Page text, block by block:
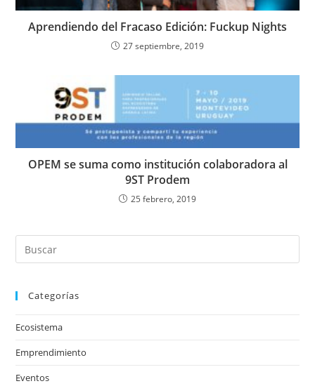
Aprendiendo del Fracaso Edición: Fuckup Nights
27 septiembre, 2019
OPEM se suma como institución colaboradora al
9ST Prodem
25 febrero, 2019
Categorías
Ecosistema
Emprendimiento
Eventos